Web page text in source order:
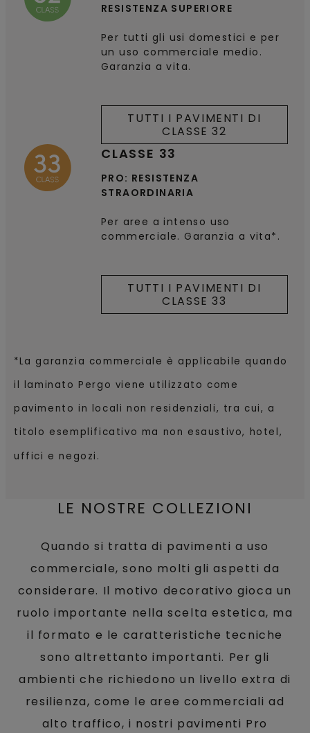
RESISTENZA SUPERIORE
Per tutti gli usi domestici e per
un uso commerciale medio.
Garanzia a vita.
TUTTI I PAVIMENTI DI
CLASSE 32
CLASSE 33
PRO: RESISTENZA
STRAORDINARIA
Per aree a intenso uso
commerciale. Garanzia a vita*.
TUTTI I PAVIMENTI DI
CLASSE 33
*La garanzia commerciale è applicabile quando
il laminato Pergo viene utilizzato come
pavimento in locali non residenziali, tra cui, a
titolo esemplificativo ma non esaustivo, hotel,
uffici e negozi.
LE NOSTRE COLLEZIONI
Quando si tratta di pavimenti a uso
commerciale, sono molti gli aspetti da
considerare. Il motivo decorativo gioca un
ruolo importante nella scelta estetica, ma
il formato e le caratteristiche tecniche
sono altrettanto importanti. Per gli
ambienti che richiedono un livello extra di
resilienza, come le aree commerciali ad
alto traffico, i nostri pavimenti Pro